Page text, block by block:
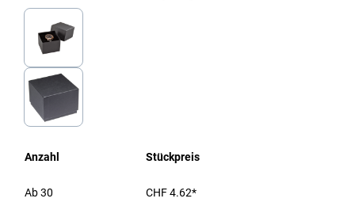
Anzahl Stückpreis
Ab30 CHF 4.62*